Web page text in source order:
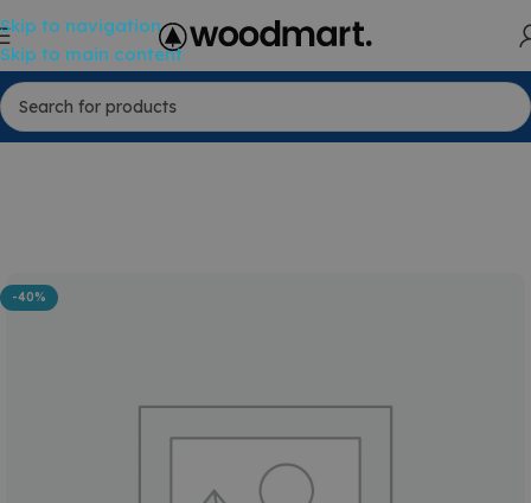
Skip to navigation
Skip to main content
-40%